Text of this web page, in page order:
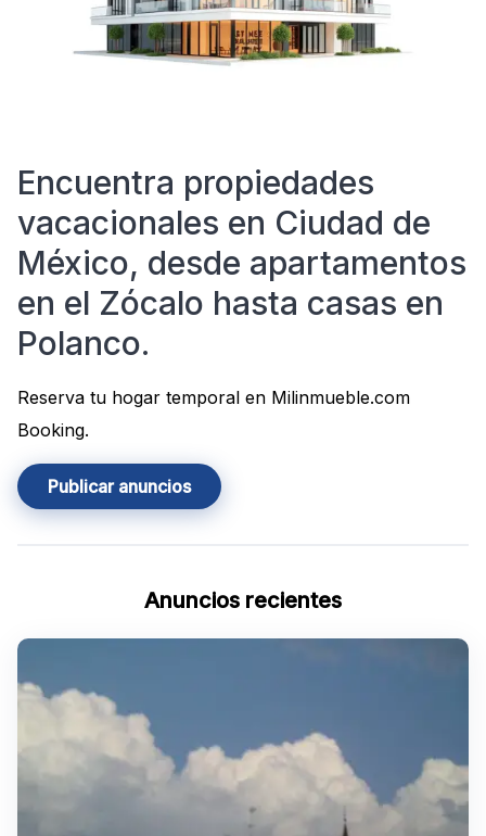
Encuentra propiedades
vacacionales en Ciudad de
México, desde apartamentos
en el Zócalo hasta casas en
Polanco.
Reserva tu hogar temporal en Milinmueble.com
Booking.
Publicar anuncios
Anuncios recientes